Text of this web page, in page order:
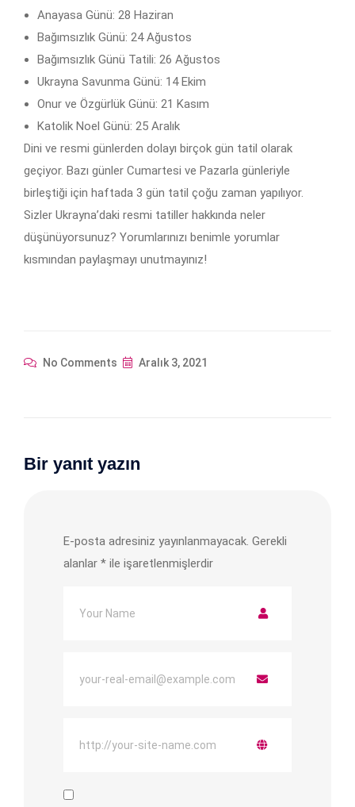
Anayasa Günü: 28 Haziran
Bağımsızlık Günü: 24 Ağustos
Bağımsızlık Günü Tatili: 26 Ağustos
Ukrayna Savunma Günü: 14 Ekim
Onur ve Özgürlük Günü: 21 Kasım
Katolik Noel Günü: 25 Aralık
Dini ve resmi günlerden dolayı birçok gün tatil olarak
geçiyor. Bazı günler Cumartesi ve Pazarla günleriyle
birleştiği için haftada 3 gün tatil çoğu zaman yapılıyor.
Sizler Ukrayna’daki resmi tatiller hakkında neler
düşünüyorsunuz? Yorumlarınızı benimle yorumlar
kısmından paylaşmayı unutmayınız!
No Comments Aralık 3, 2021
Bir yanıt yazın
E-posta adresiniz yayınlanmayacak. Gerekli
alanlar * ile işaretlenmişlerdir